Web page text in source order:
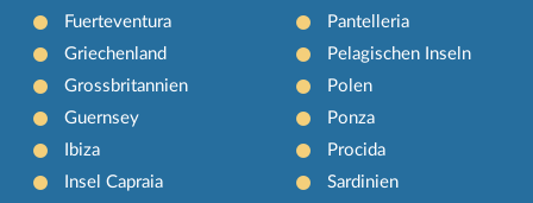
Fuerteventura
Griechenland
Grossbritannien
Guernsey
Ibiza
Insel Capraia
Pantelleria
Pelagischen Inseln
Polen
Ponza
Procida
Sardinien